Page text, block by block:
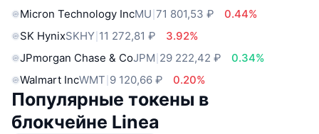
Micron Technology IncMU 71 801,53 ₽
0.44%
SK HynixSKHY 11 272,81 ₽
3.92%
JPmorgan Chase & CoJPM 29 222,42 ₽
0.34%
Walmart IncWMT 9 120,66 ₽ 0.20%
Популярные токены в
блокчейне Linea